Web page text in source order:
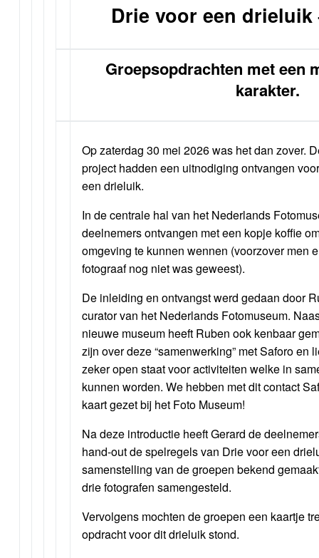
Drie voor een
Groepsopdrachten met een
karakter.
Op zaterdag 30 mei 2026 was het dan zover.
project hadden een uitnodiging ontvangen
een drieluik.
In de centrale hal van het Nederlands
deelnemers ontvangen met een kopje koffie
omgeving te kunnen wennen (voorzover men
fotograaf nog niet was geweest).
De inleiding en ontvangst werd gedaan door
curator van het Nederlands Fotomuseum.
nieuwe museum heeft Ruben ook kenbaar
zijn over deze “samenwerking” met Saforo en
zeker open staat voor activiteiten welke in
kunnen worden. We hebben met dit contact
kaart gezet bij het Foto Museum!
Na deze introductie heeft Gerard de
hand-out de spelregels van Drie voor een
samenstelling van de groepen bekend
drie fotografen samengesteld.
Vervolgens mochten de groepen een kaartje
opdracht voor dit drieluik stond.